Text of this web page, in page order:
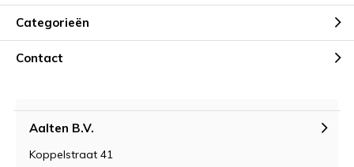
Categorieën
Contact
Aalten B.V.
Koppelstraat 41